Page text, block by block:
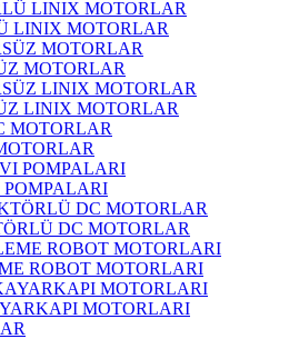
LINIX MOTORLAR
MOTORLAR
LINIX MOTORLAR
DC MOTORLAR
ROBOT MOTORLARI
MOTORLARI